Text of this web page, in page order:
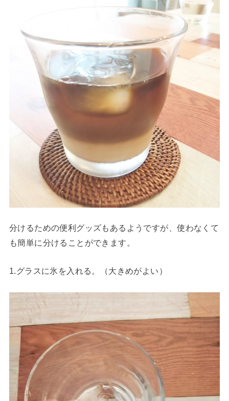
分けるための便利グッズもあるようですが、使わなくて
も簡単に分けることができます。
1.グラスに氷を入れる。（大きめがよい）